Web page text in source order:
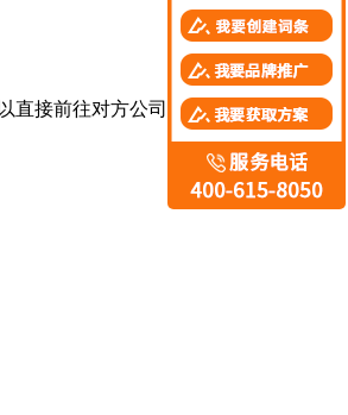
接前往对方公司的网站，查看业务详